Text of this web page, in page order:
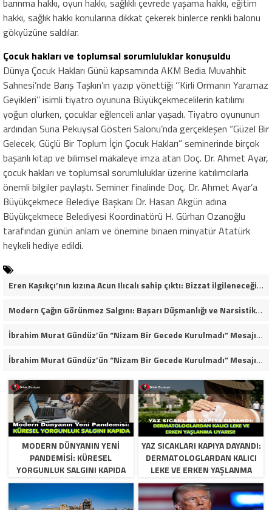
barınma hakkı, oyun hakkı, sağlıklı çevrede yaşama hakkı, eğitim
hakkı, sağlık hakkı konularına dikkat çekerek binlerce renkli balonu
gökyüzüne saldılar.
Çocuk hakları ve toplumsal sorumluluklar konuşuldu
Dünya Çocuk Hakları Günü kapsamında AKM Bedia Muvahhit
Sahnesi’nde Barış Taşkın’ın yazıp yönettiği ‘’Kirli Ormanın Yaramaz
Geyikleri’’ isimli tiyatro oyununa Büyükçekmecelilerin katılımı
yoğun olurken, çocuklar eğlenceli anlar yaşadı. Tiyatro oyununun
ardından Suna Pekuysal Gösteri Salonu’nda gerçekleşen “Güzel Bir
Gelecek, Güçlü Bir Toplum İçin Çocuk Hakları” seminerinde birçok
başarılı kitap ve bilimsel makaleye imza atan Doç. Dr. Ahmet Ayar,
çocuk hakları ve toplumsal sorumluluklar üzerine katılımcılarla
önemli bilgiler paylaştı. Seminer finalinde Doç. Dr. Ahmet Ayar’a
Büyükçekmece Belediye Başkanı Dr. Hasan Akgün adına
Büyükçekmece Belediyesi Koordinatörü H. Gürhan Ozanoğlu
tarafından günün anlam ve önemine binaen minyatür Atatürk
heykeli hediye edildi.
Eren Kaşıkçı’nın kızına Acun Ilıcalı sahip çıktı: Bizzat ilgileneceğim
Modern Çağın Görünmez Salgını: Başarı Düşmanlığı ve Narsistik Yükseliş
İbrahim Murat Gündüz’ün “Nizam Bir Gecede Kurulmadı” Mesajı Sosyal Medyada Geniş Yankı Uyandırdı
İbrahim Murat Gündüz’ün “Nizam Bir Gecede Kurulmadı” Mesajı Neden Viral Oldu?
MODERN DÜNYANIN YENI
PANDEMISI: KÜRESEL
YORGUNLUK SALGINI KAPIDA
YAZ SICAKLARI KAPIYA DAYANDI:
DERMATOLOGLARDAN KALICI
LEKE VE ERKEN YAŞLANMA
UYARISI!